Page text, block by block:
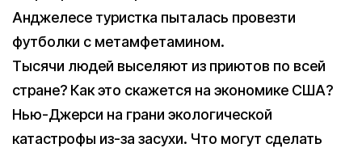
Анджелесе туристка пыталась провезти
футболки с метамфетамином.
Тысячи людей выселяют из приютов по всей
стране? Как это скажется на экономике США?
Нью-Джерси на грани экологической
катастрофы из-за засухи. Что могут сделать